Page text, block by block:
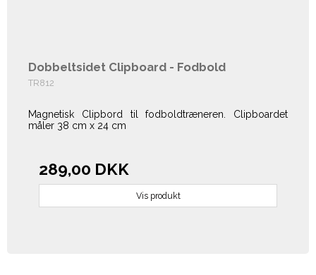
Dobbeltsidet Clipboard - Fodbold
TR812
Magnetisk Clipbord til fodboldtræneren. Clipboardet
måler 38 cm x 24 cm
289,00 DKK
Vis produkt